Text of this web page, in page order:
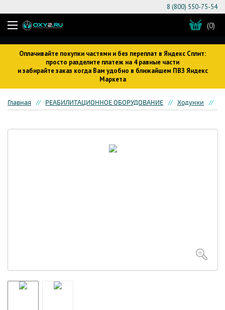
Оплачивайте покупки частями и без переплат в Яндекс Сплит:
просто разделите платеж на 4 равные части
и забирайте заказ когда Вам удобно в ближайшем ПВЗ Яндекс
Маркета
8 (800) 550-75-54
(0)
Главная РЕАБИЛИТАЦИОННОЕ ОБОРУДОВАНИЕ Ходунки